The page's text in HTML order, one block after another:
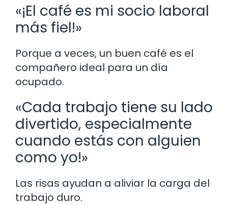
«¡El café es mi socio laboral
más fiel!»
Porque a veces, un buen café es el
compañero ideal para un día
ocupado.
«Cada trabajo tiene su lado
divertido, especialmente
cuando estás con alguien
como yo!»
Las risas ayudan a aliviar la carga del
trabajo duro.